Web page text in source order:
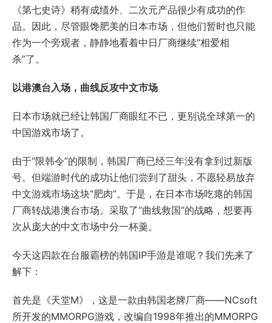
《第七史诗》稍有成绩外、二次元产品很少有成功的作
品。因此，尽管眼馋肥美的日本市场，但他们暂时也只能
作为一个旁观者，静静地看着中日厂商继续“相爱相
杀”了。
以港澳台入场，曲线反攻中文市场
日本市场就已经让韩国厂商眼红不已，更别说全球第一的
中国游戏市场了。
由于“限韩令”的限制，韩国厂商已经三年没有拿到过新版
号。但端游时代的成功让他们尝到了甜头，不愿轻易放弃
中文游戏市场这块“肥肉”。于是，在日本市场吃瘪的韩国
厂商转战港澳台市场。采取了“曲线救国”的战略，想要再
次从庞大的中文市场中分一杯羹。
今天这四款在台服霸榜的韩国IP手游是谁呢？我们先来了
解下：
首先是《天堂M》，这是一款由韩国老牌厂商——NCsoft
所开发的MMORPG游戏，改编自1998年推出的MMORPG